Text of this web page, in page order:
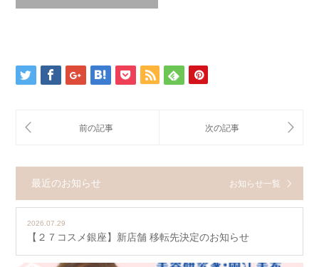
最近のお知らせ お知らせ一覧
2026.07.29
【２７コスメ銀座】新店舗 移転先決定のお知らせ